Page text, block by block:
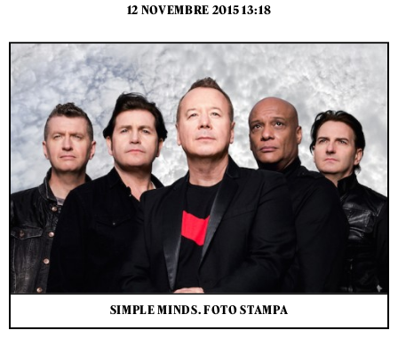
12 NOVEMBRE 2015 13:18
SIMPLE MINDS. FOTO STAMPA